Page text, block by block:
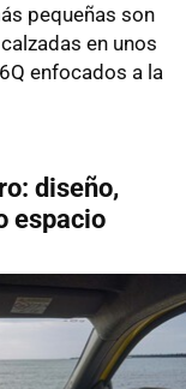
pequeñas son
en unos
enfocados a la
diseño,
espacio